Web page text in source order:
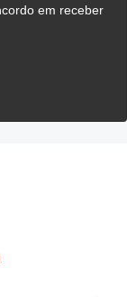
em receber